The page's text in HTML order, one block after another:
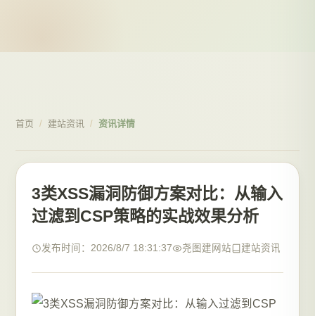
首页 / 建站资讯 / 资讯详情
3类XSS漏洞防御方案对比：从输入
过滤到CSP策略的实战效果分析
发布时间：2026/8/7 18:31:37 尧图建网站 建站资讯